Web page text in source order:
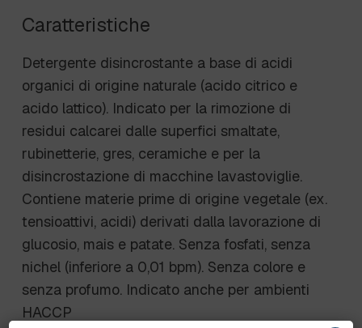
Caratteristiche
Detergente disincrostante a base di acidi
organici di origine naturale (acido citrico e
acido lattico). Indicato per la rimozione di
residui calcarei dalle superfici smaltate,
rubinetterie, gres, ceramiche e per la
disincrostazione di macchine lavastoviglie.
Contiene materie prime di origine vegetale (ex.
tensioattivi, acidi) derivati dalla lavorazione di
glucosio, mais e patate. Senza fosfati, senza
nichel (inferiore a 0,01 bpm). Senza colore e
senza profumo. Indicato anche per ambienti
HACCP